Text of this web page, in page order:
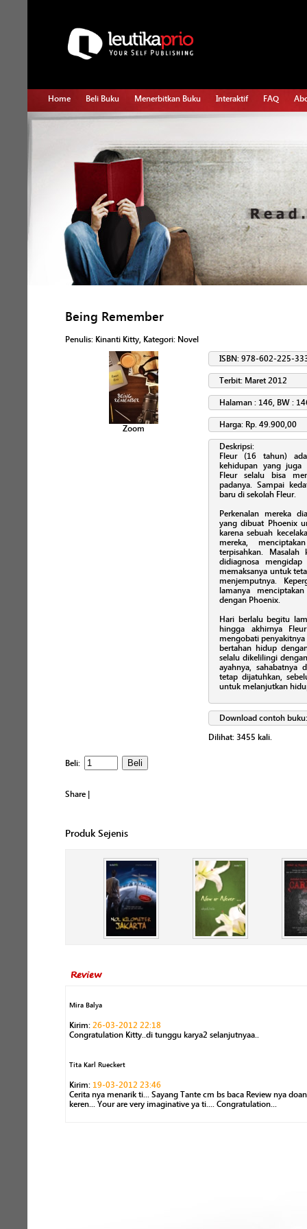
Home Beli Buku Menerbitkan Buku Interaktif FAQ
Being Remember
Penulis: Kinanti Kitty, Kategori: Novel
Zoom
ISBN: 978-602-225-
Terbit: Maret 2012
Halaman : 146, BW :
Harga: Rp. 49.900,00
Deskripsi:
Fleur (16 tahun)
kehidupan yang juga
Fleur selalu bisa
padanya. Sampai
baru di sekolah Fleur.
Perkenalan mereka
yang dibuat Phoenix
karena sebuah
mereka,
terpisahkan.
didiagnosa
memaksanya untuk
menjemputnya.
lamanya
dengan Phoenix.
Hari berlalu begitu
hingga akhirnya
mengobati
bertahan hidup
selalu dikelilingi
ayahnya, sahabatnya
tetap dijatuhkan,
untuk melanjutkan
Download contoh
Dilihat: 3455 kali.
Beli:
Share |
Produk Sejenis
Review
Mira Balya
Kirim: 26-03-2012 22:18
Congratulation Kitty..di tunggu karya2 selanjutnyaa..
Tita Karl Rueckert
Kirim: 19-03-2012 23:46
Cerita nya menarik ti... Sayang Tante cm bs baca Review nya
keren... Your are very imaginative ya ti.... Congratulation...